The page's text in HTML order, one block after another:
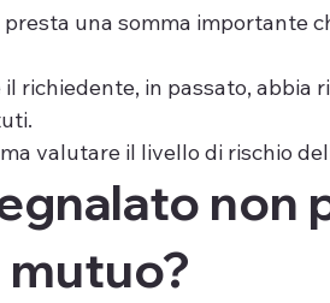
una somma importante
richiedente, in passato, abbia
valutare il livello di rischio
non